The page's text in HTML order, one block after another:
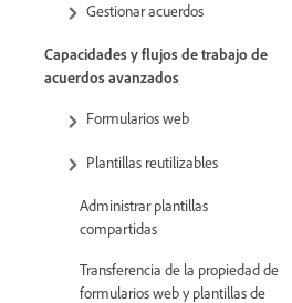
Gestionar acuerdos
Capacidades y flujos de trabajo de
acuerdos avanzados
Formularios web
Plantillas reutilizables
Administrar plantillas
compartidas
Transferencia de la propiedad de
formularios web y plantillas de